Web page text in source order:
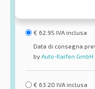
€ 62.95 IVA inclusa
Data di consegna
by Auto-Raifen GmbH
€ 63.20 IVA inclusa